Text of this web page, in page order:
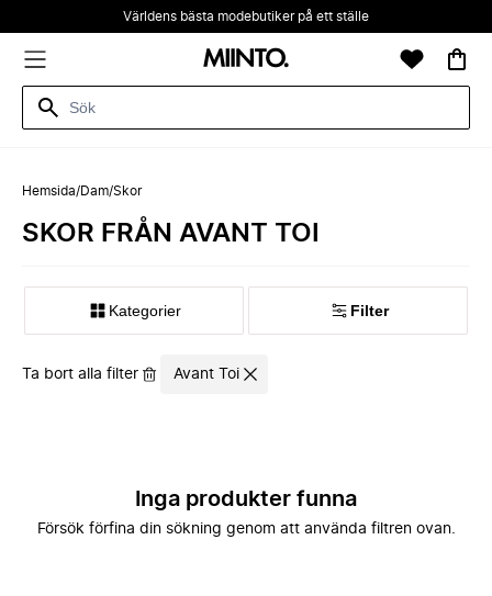
Världens bästa modebutiker på ett ställe
Hemsida/Dam/Skor
SKOR FRÅN AVANT TOI
Kategorier Filter
Ta bort alla filter Avant Toi
Inga produkter funna
Försök förfina din sökning genom att använda filtren ovan.